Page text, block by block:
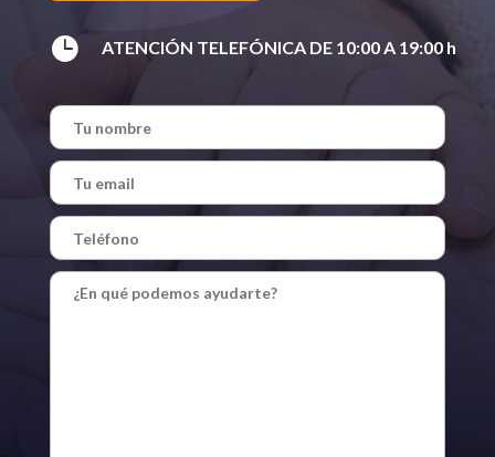
 ATENCIÓN TELEFÓNICA DE 10:00 A 19:00 h